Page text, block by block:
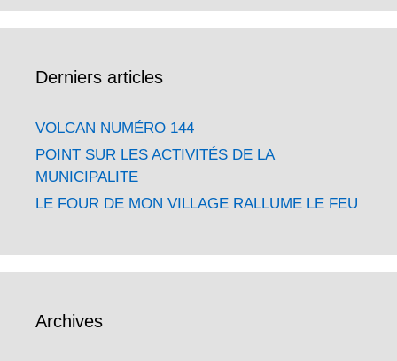
Derniers articles
VOLCAN NUMÉRO 144
POINT SUR LES ACTIVITÉS DE LA
MUNICIPALITE
LE FOUR DE MON VILLAGE RALLUME LE FEU
Archives